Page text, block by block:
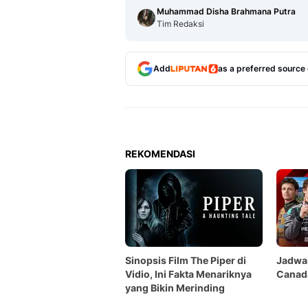
Muhammad Disha Brahmana Putra
Tim Redaksi
Add as a preferred source
REKOMENDASI
Sinopsis Film The Piper di
Vidio, Ini Fakta Menariknya
yang Bikin Merinding